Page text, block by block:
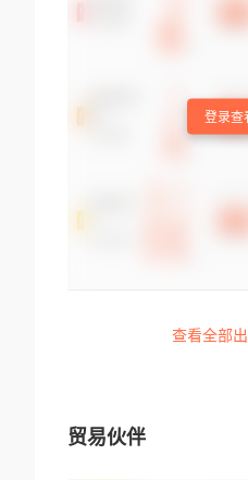
登录查
查看全部
贸易伙伴